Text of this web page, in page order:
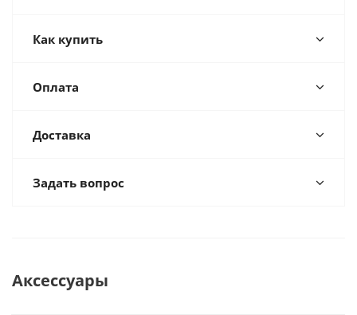
Как купить
Оплата
Доставка
Задать вопрос
Аксессуары